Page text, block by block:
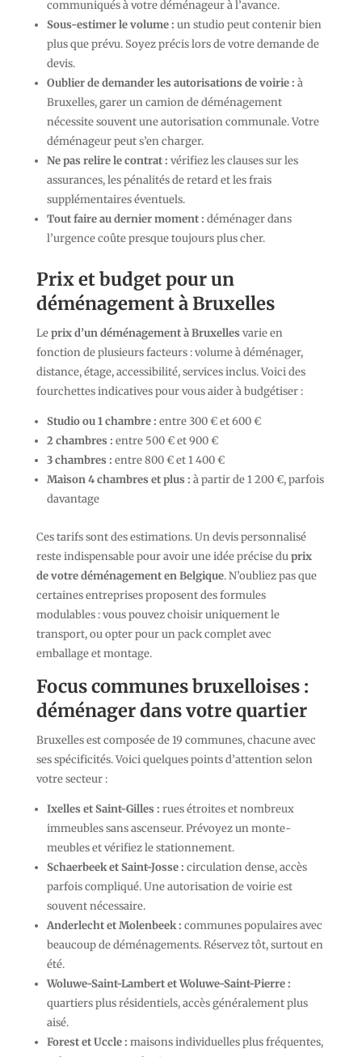
communiqués à votre déménageur à l’avance.
Sous-estimer le volume : un studio peut contenir bien
plus que prévu. Soyez précis lors de votre demande de
devis.
Oublier de demander les autorisations de voirie : à
Bruxelles, garer un camion de déménagement
nécessite souvent une autorisation communale. Votre
déménageur peut s’en charger.
Ne pas relire le contrat : vérifiez les clauses sur les
assurances, les pénalités de retard et les frais
supplémentaires éventuels.
Tout faire au dernier moment : déménager dans
l’urgence coûte presque toujours plus cher.
Prix et budget pour un
déménagement à Bruxelles
Leprix d’un déménagement à Bruxelles varie en
fonction de plusieurs facteurs : volume à déménager,
distance, étage, accessibilité, services inclus. Voici des
fourchettes indicatives pour vous aider à budgétiser :
Studio ou 1 chambre : entre 300 € et 600 €
2 chambres : entre 500 € et 900 €
3 chambres : entre 800 € et 1 400 €
Maison 4 chambres et plus : à partir de 1 200 €, parfois
davantage
Ces tarifs sont des estimations. Un devis personnalisé
reste indispensable pour avoir une idée précise duprix
de votre déménagement en Belgique. N’oubliez pas que
certaines entreprises proposent des formules
modulables : vous pouvez choisir uniquement le
transport, ou opter pour un pack complet avec
emballage et montage.
Focus communes bruxelloises :
déménager dans votre quartier
Bruxelles est composée de 19 communes, chacune avec
ses spécificités. Voici quelques points d’attention selon
votre secteur :
Ixelles et Saint-Gilles : rues étroites et nombreux
immeubles sans ascenseur. Prévoyez un monte-
meubles et vérifiez le stationnement.
Schaerbeek et Saint-Josse : circulation dense, accès
parfois compliqué. Une autorisation de voirie est
souvent nécessaire.
Anderlecht et Molenbeek : communes populaires avec
beaucoup de déménagements. Réservez tôt, surtout en
été.
Woluwe-Saint-Lambert et Woluwe-Saint-Pierre :
quartiers plus résidentiels, accès généralement plus
aisé.
Forest et Uccle : maisons individuelles plus fréquentes,